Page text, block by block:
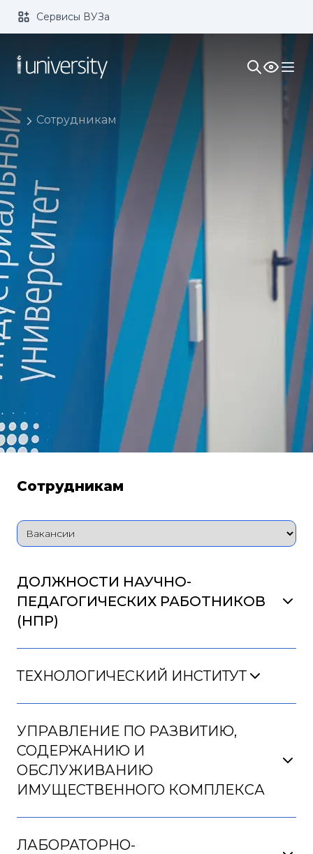
Размер шрифта: Цвет:
Изображения: Кернинг:
Сервисы ВУЗа
Сотрудникам
Сотрудникам
ДОЛЖНОСТИ НАУЧНО-
ПЕДАГОГИЧЕСКИХ РАБОТНИКОВ
(НПР)
ТЕХНОЛОГИЧЕСКИЙ ИНСТИТУТ
УПРАВЛЕНИЕ ПО РАЗВИТИЮ,
СОДЕРЖАНИЮ И
ОБСЛУЖИВАНИЮ
ИМУЩЕСТВЕННОГО КОМПЛЕКСА
ЛАБОРАТОРНО-